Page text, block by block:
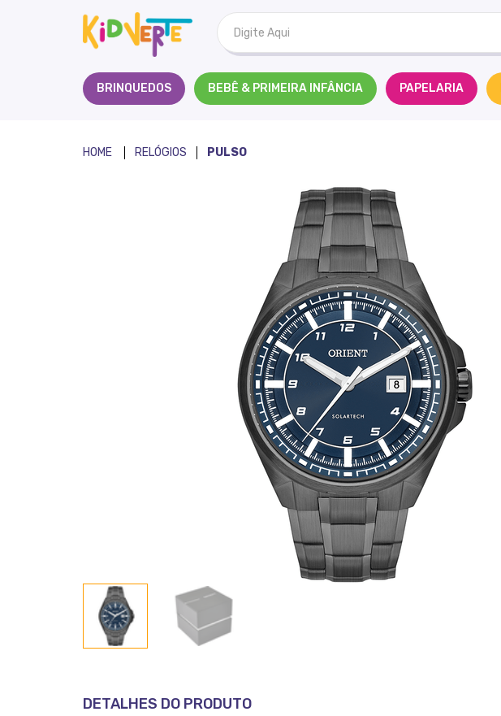
Kidverte
BRINQUEDOS BEBÊ & PRIMEIRA INFÂNCIA PAPELARIA
RELÓGIOS PULSO
DETALHES DO PRODUTO